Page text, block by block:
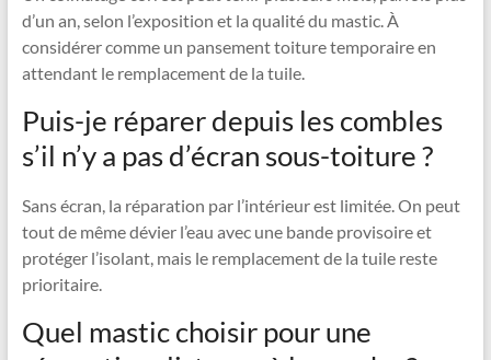
d’un an, selon l’exposition et la qualité du mastic. À
considérer comme un pansement toiture temporaire en
attendant le remplacement de la tuile.
Puis-je réparer depuis les combles
s’il n’y a pas d’écran sous-toiture ?
Sans écran, la réparation par l’intérieur est limitée. On peut
tout de même dévier l’eau avec une bande provisoire et
protéger l’isolant, mais le remplacement de la tuile reste
prioritaire.
Quel mastic choisir pour une